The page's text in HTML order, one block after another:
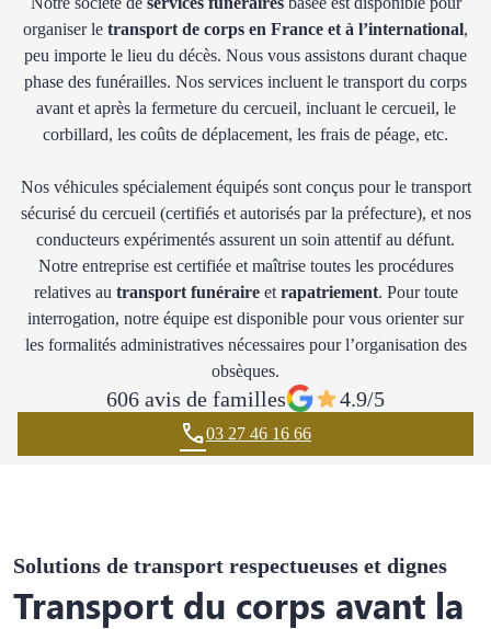
organiser le transport de corps en France et à l’international,
peu importe le lieu du décès. Nous vous assistons durant chaque
phase des funérailles. Nos services incluent le transport du corps
avant et après la fermeture du cercueil, incluant le cercueil, le
corbillard, les coûts de déplacement, les frais de péage, etc.
Nos véhicules spécialement équipés sont conçus pour le transport
sécurisé du cercueil (certifiés et autorisés par la préfecture), et nos
conducteurs expérimentés assurent un soin attentif au défunt.
Notre entreprise est certifiée et maîtrise toutes les procédures
relatives au transport funéraireet rapatriement. Pour toute
interrogation, notre équipe est disponible pour vous orienter sur
les formalités administratives nécessaires pour l’organisation des
obsèques.
606 avis de familles 4.9/5
03 27 46 16 66
Solutions de transport respectueuses et dignes
Transport du corps avant la